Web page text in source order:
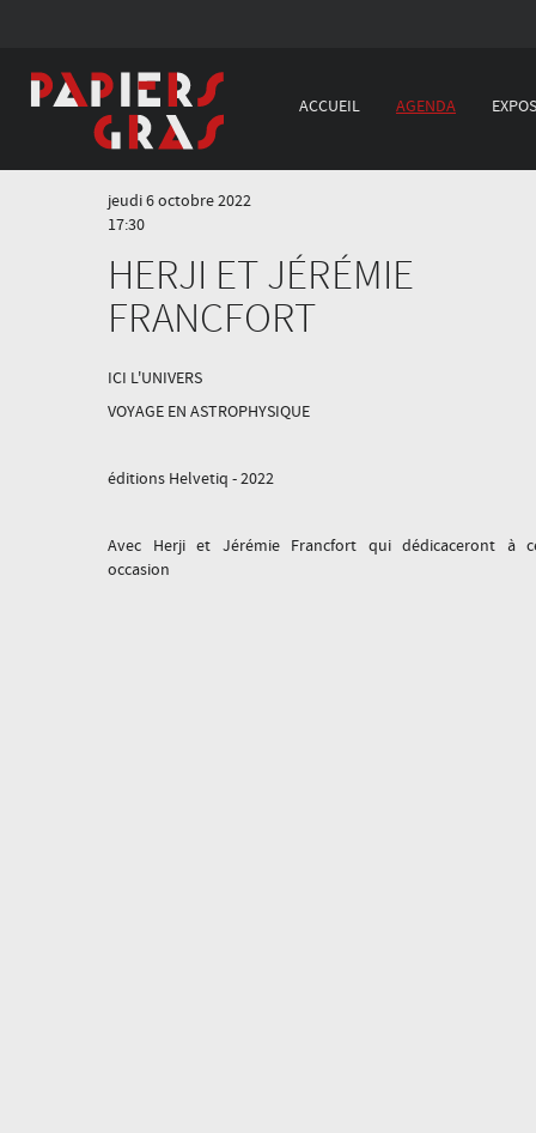
ACCUEIL AGENDA
jeudi 6 octobre 2022
17:30
HERJI ET JÉRÉMIE
FRANCFORT
ICI L'UNIVERS
VOYAGE EN ASTROPHYSIQUE
éditions Helvetiq - 2022
Avec Herji et Jérémie Francfort qui dédicaceront à
occasion